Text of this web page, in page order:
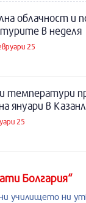
облачност и
в неделя
25
температури
януари в
25
Болгария“
училището ни